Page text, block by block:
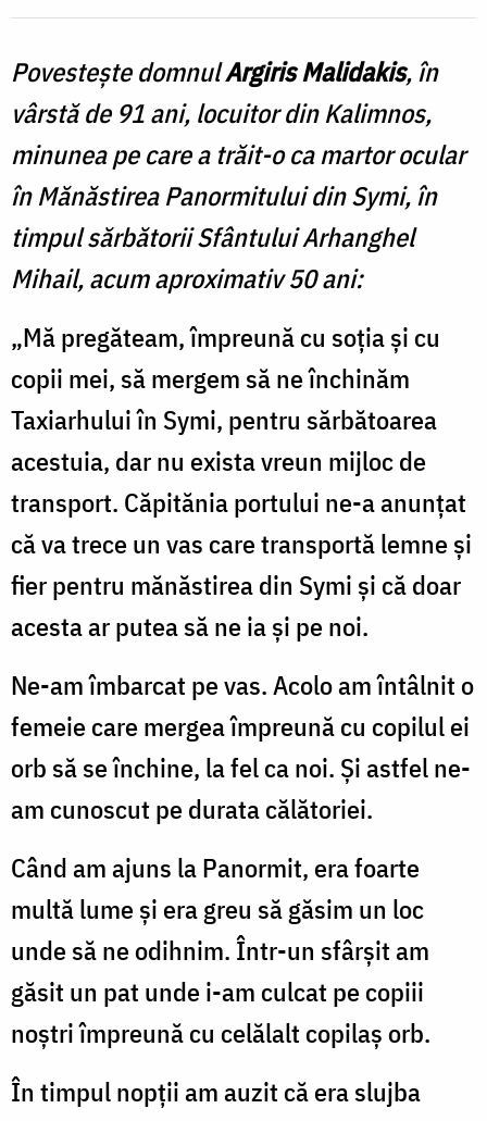
Povestește domnulArgiris Malidakis, în
vârstă de 91 ani, locuitor din Kalimnos,
minunea pe care a trăit-o ca martor ocular
în Mănăstirea Panormitului din Symi, în
timpul sărbătorii Sfântului Arhanghel
Mihail, acum aproximativ 50 ani:
„Mă pregăteam, împreună cu soția și cu
copii mei, să mergem să ne închinăm
Taxiarhului în Symi, pentru sărbătoarea
acestuia, dar nu exista vreun mijloc de
transport. Căpitănia portului ne-a anunțat
că va trece un vas care transportă lemne și
fier pentru mănăstirea din Symi și că doar
acesta ar putea să ne ia și pe noi.
Ne-am îmbarcat pe vas. Acolo am întâlnit o
femeie care mergea împreună cu copilul ei
orb să se închine, la fel ca noi. Și astfel ne-
am cunoscut pe durata călătoriei.
Când am ajuns la Panormit, era foarte
multă lume și era greu să găsim un loc
unde să ne odihnim. Într-un sfârșit am
găsit un pat unde i-am culcat pe copiii
noștri împreună cu celălalt copilaș orb.
În timpul nopții am auzit că era slujba